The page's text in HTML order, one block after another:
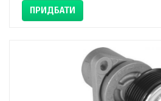
ПРИДБАТИ